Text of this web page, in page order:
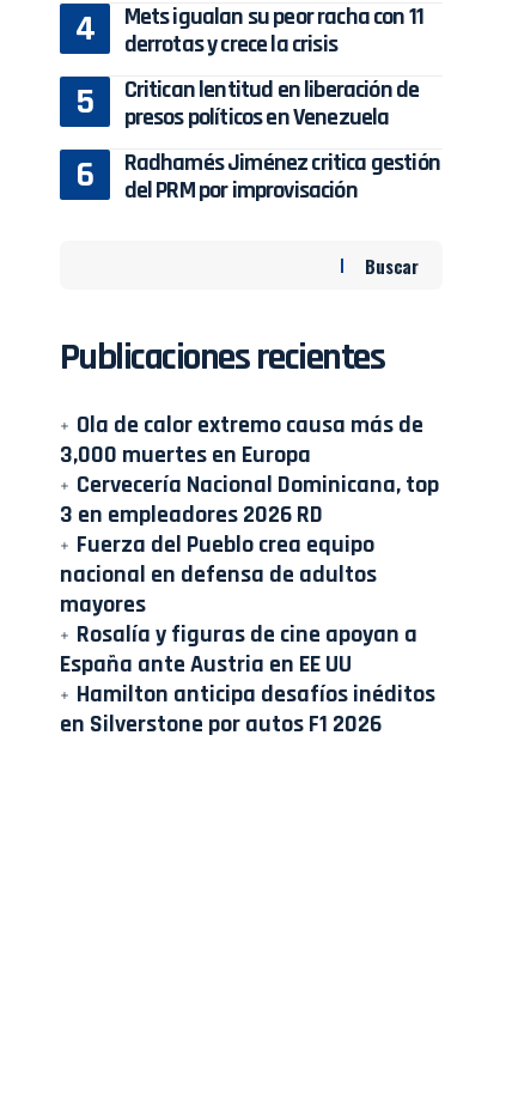
Mets igualan su peor racha con 11
derrotas y crece la crisis
Critican lentitud en liberación de
presos políticos en Venezuela
Radhamés Jiménez critica gestión
del PRM por improvisación
Buscar
Publicaciones recientes
Ola de calor extremo causa más de
3,000 muertes en Europa
Cervecería Nacional Dominicana, top
3 en empleadores 2026 RD
Fuerza del Pueblo crea equipo
nacional en defensa de adultos
mayores
Rosalía y figuras de cine apoyan a
España ante Austria en EE UU
Hamilton anticipa desafíos inéditos
en Silverstone por autos F1 2026